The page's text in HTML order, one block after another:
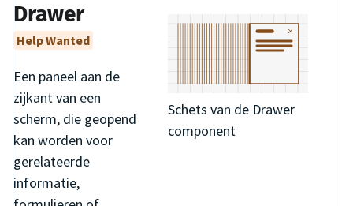
Schets van de Drawer
component
Drawer
Help Wanted
Een paneel aan de
zijkant van een
scherm, die geopend
kan worden voor
gerelateerde
informatie,